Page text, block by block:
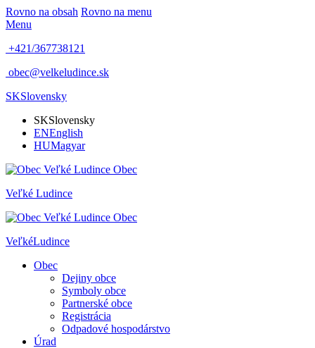
Rovno na obsah Rovno na menu
Menu
+421/367738121
obec@velkeludince.sk
SKSlovensky
SKSlovensky
ENEnglish
HUMagyar
Obec
Veľké Ludince
Obec
VeľkéLudince
Obec
Dejiny obce
Symboly obce
Partnerské obce
Registrácia
Odpadové hospodárstvo
Úrad